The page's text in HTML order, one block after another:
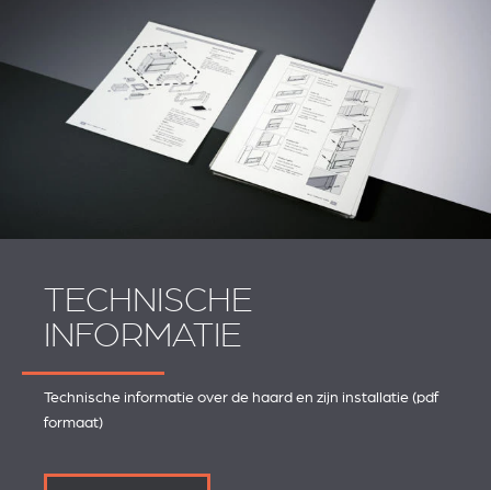
TECHNISCHE
INFORMATIE
Technische informatie over de haard en zijn installatie (pdf
formaat)